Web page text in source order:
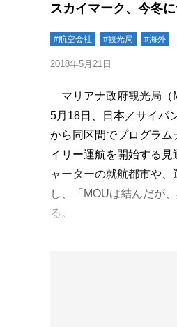
スカイマーク、今冬
#航空会社 #観光局 #海外
2018年5月21日
マリアナ政府観光局（
5月18日、日本／サイパ
から同区間でプログラ
イリー運航を開始する
ャーターの就航都市や
し、「MOUは結んだが
る。